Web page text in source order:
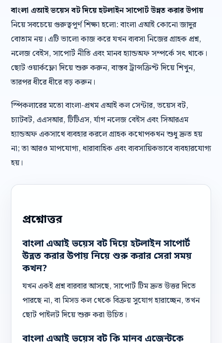
বাংলা এআই ভয়েস বট দিয়ে হটলাইন সাপোর্ট উন্নত করার উপায়
নিয়ে সবচেয়ে গুরুত্বপূর্ণ শিক্ষা হলো: বাংলা এআই কোনো জাদুর
বোতাম নয়। এটি ভালো কাজ করে যখন ব্যবসা নিজের গ্রাহক প্রশ্ন,
নলেজ বেইস, সাপোর্ট নীতি এবং মানব হ্যান্ডঅফ সম্পর্কে সৎ থাকে।
ছোট ওয়ার্কফ্লো দিয়ে শুরু করুন, বাস্তব ট্রান্সক্রিপ্ট দিয়ে শিখুন,
তারপর ধীরে ধীরে বড় করুন।
স্পিকলারের মতো বাংলা-প্রথম এআই কল সেন্টার, ভয়েস বট,
চ্যাটবট, এএসআর, টিটিএস, র্যাগ নলেজ বেইস এবং সিআরএম
হ্যান্ডঅফ একসাথে ব্যবহার করলে গ্রাহক কথোপকথন শুধু দ্রুত হয়
না; তা আরও মাপযোগ্য, ধারাবাহিক এবং ব্যবসায়িকভাবে ব্যবহারযোগ্য
হয়।
প্রশ্নোত্তর
বাংলা এআই ভয়েস বট দিয়ে হটলাইন সাপোর্ট
উন্নত করার উপায় নিয়ে শুরু করার সেরা সময়
কখন?
যখন একই প্রশ্ন বারবার আসছে, সাপোর্ট টিম দ্রুত উত্তর দিতে
পারছে না, বা মিসড কল থেকে বিক্রয় সুযোগ হারাচ্ছেন, তখন
ছোট পাইলট দিয়ে শুরু করা উচিত।
বাংলা এআই ভয়েস বট কি মানব এজেন্টকে